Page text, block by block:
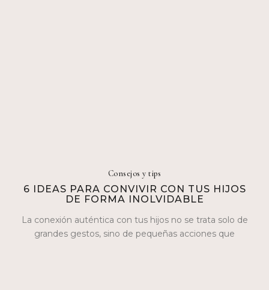
Consejos y tips
6 IDEAS PARA CONVIVIR CON TUS HIJOS
DE FORMA INOLVIDABLE
La conexión auténtica con tus hijos no se trata solo de
grandes gestos, sino de pequeñas acciones que